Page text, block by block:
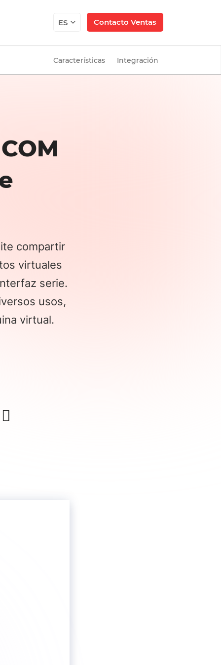
ES Contacto Ventas
Características Integración
compartir
virtuales
serie.
usos,
virtual.